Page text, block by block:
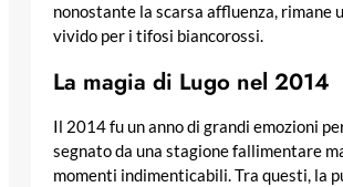
nonostante la scarsa affluenza, rimane
vivido per i tifosi biancorossi.
La magia di Lugo nel 2014
Il 2014 fu un anno di grandi emozioni
segnato da una stagione fallimentare
momenti indimenticabili. Tra questi, la